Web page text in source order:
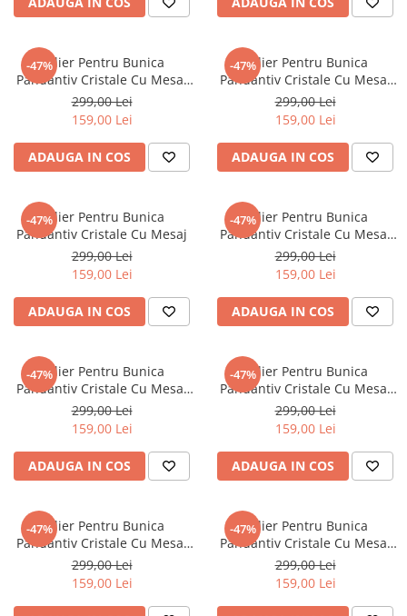
CERCEI
CEASURI DAMA
-47%Colier Pentru Bunica
Pandantiv Cristale Cu Mesaj
De La Nepot
299,00 Lei
159,00 Lei
ADAUGA IN COS
-47%Colier Pentru Bunica
Pandantiv Cristale Cu Mesaj
De La Nepot
299,00 Lei
159,00 Lei
ADAUGA IN COS
-47%Colier Pentru Bunica
Pandantiv Cristale Cu Mesaj
299,00 Lei
159,00 Lei
ADAUGA IN COS
-47%Colier Pentru Bunica
Pandantiv Cristale Cu Mesaj
De La Nepoata
299,00 Lei
159,00 Lei
ADAUGA IN COS
-47%Colier Pentru Bunica
Pandantiv Cristale Cu Mesaj
De La Nepot
299,00 Lei
159,00 Lei
ADAUGA IN COS
-47%Colier Pentru Bunica
Pandantiv Cristale Cu Mesaj
De La Nepot
299,00 Lei
159,00 Lei
ADAUGA IN COS
-47%Colier Pentru Bunica
Pandantiv Cristale Cu Mesaj
De La Nepoata
299,00 Lei
159,00 Lei
-47%Colier Pentru Bunica
Pandantiv Cristale Cu Mesaj
De La Nepoata
299,00 Lei
159,00 Lei